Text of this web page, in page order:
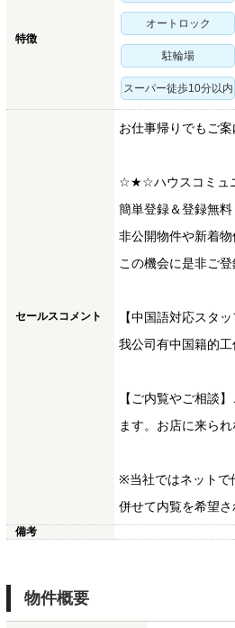
特徴
オートロック
駐輪場
スーパー徒歩10分以内
セールスコメント
お仕事帰りでもご
☆★☆ハウスコミュ
簡単登録＆登録無料
非公開物件や新着物
この機会に是非ご
【中国語対応スタ
我公司有中国籍的
【ご内覧やご相談
ます。お店に来ら
※当社ではネットで
併せて内覧を希望
備考
物件概要